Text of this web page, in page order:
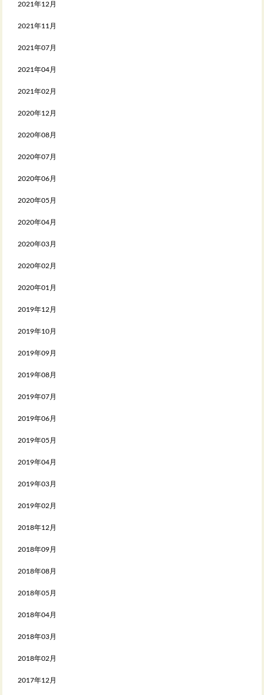
2021年12月
2021年11月
2021年07月
2021年04月
2021年02月
2020年12月
2020年08月
2020年07月
2020年06月
2020年05月
2020年04月
2020年03月
2020年02月
2020年01月
2019年12月
2019年10月
2019年09月
2019年08月
2019年07月
2019年06月
2019年05月
2019年04月
2019年03月
2019年02月
2018年12月
2018年09月
2018年08月
2018年05月
2018年04月
2018年03月
2018年02月
2017年12月